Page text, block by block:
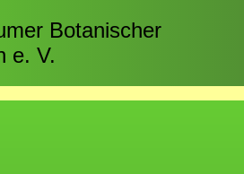
Botanischer
e. V.